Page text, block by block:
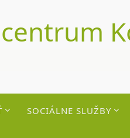
SOCIÁLNE SLUŽBY